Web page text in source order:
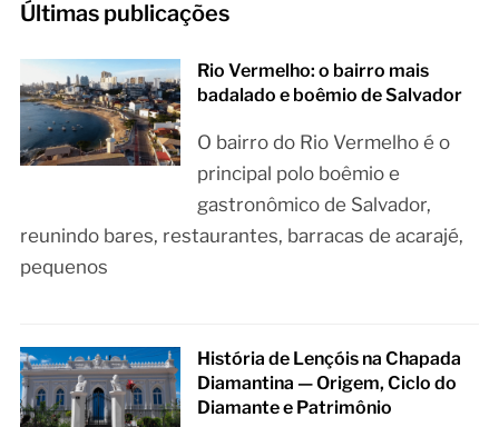
Últimas publicações
Rio Vermelho: o bairro mais
badalado e boêmio de Salvador
O bairro do Rio Vermelho é o
principal polo boêmio e
gastronômico de Salvador,
reunindo bares, restaurantes, barracas de acarajé,
pequenos
História de Lençóis na Chapada
Diamantina — Origem, Ciclo do
Diamante e Patrimônio